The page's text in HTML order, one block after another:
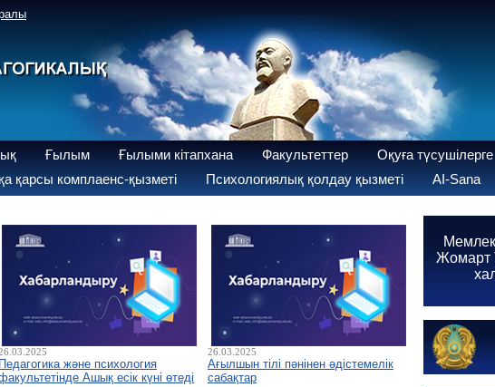
Ғылым Ғылыми кітапхана Факультеттер Оқуға түсушілерге
қарсы комплаенс-қызметі Психологиялық қолдау қызметі AI-Sana
Педагогика және психология
Ашық есік күні өтеді
26.03.2025
Ағылшын тілі пәнінен әдістемелік
сабақтар
Жомарт